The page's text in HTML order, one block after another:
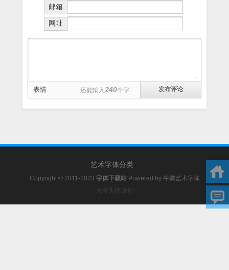
邮箱
网址
表情 还能输入240个字
艺术字体分类
Copyright © 2011-2023 字体下载站 Powered by 牛粪艺术字体
火车头伪原创